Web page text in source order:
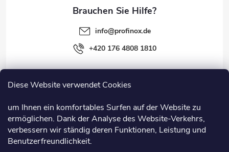
Diese Website verwendet Cookies
um Ihnen ein komfortables Surfen auf der Website zu
ermöglichen. Dank der Analyse des Website-Verkehrs,
verbessern wir ständig deren Funktionen, Leistung und
Benutzerfreundlichkeit.
Information
info@profinox.de
+420 176 4808 1810